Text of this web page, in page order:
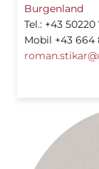
Burgenland
Tel.: +43
Mobil +43 664